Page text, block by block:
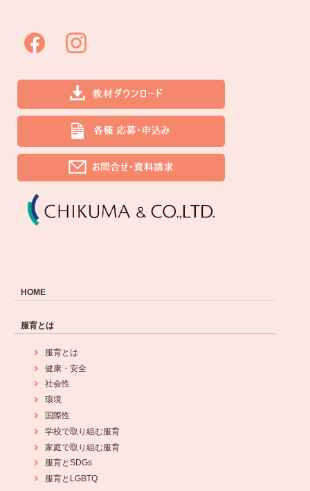
HOME
服育とは
服育とは
健康・安全
社会性
環境
国際性
学校で取り組む服育
家庭で取り組む服育
服育とSDGs
服育とLGBTQ